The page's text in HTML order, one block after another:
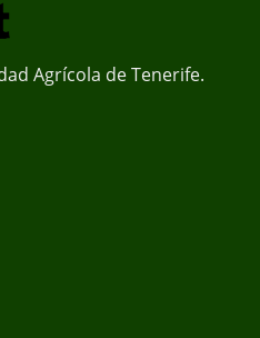
Agrícola de Tenerife.